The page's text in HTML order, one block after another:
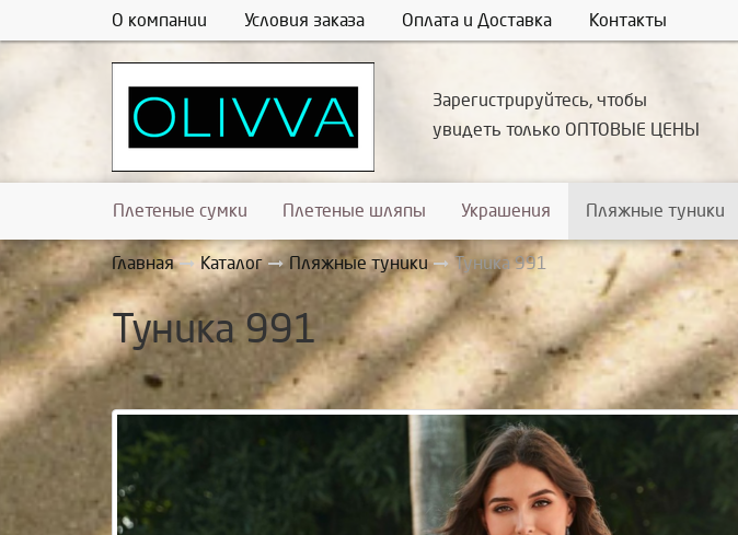
О компании Условия заказа Оплата и Доставка Контакты
Зарегистрируйтесь, чтобы
увидеть только ОПТОВЫЕ ЦЕНЫ
Плетеные сумки Плетеные шляпы Украшения Пляжные туники
Главная Каталог Пляжные туники Туника 991
Туника 991